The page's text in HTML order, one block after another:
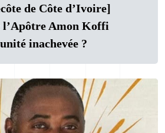
de Côte d’Ivoire]
l’Apôtre Amon Koffi
inachevée ?